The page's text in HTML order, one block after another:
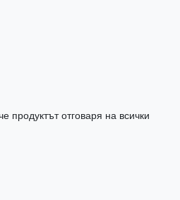
продуктът отговаря на всички